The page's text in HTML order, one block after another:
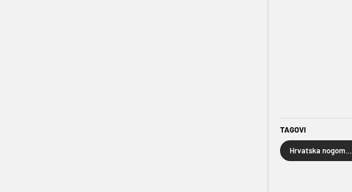
TAGOVI
Hrvatska nogometna reprezentacija